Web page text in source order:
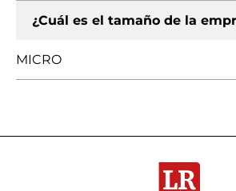
¿Cuál es el tamaño de la
MICRO